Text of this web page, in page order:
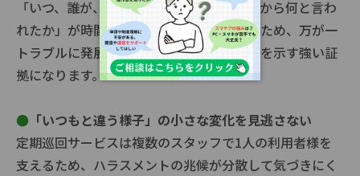
「いつ、誰が、どのような対応をし、相手から何と言わ
れたか」が時間とともに正確に記録されるため、万が一
トラブルに発展した際にも、客観的な事実を示す強い証
拠になります。
● 「いつもと違う様子」の小さな変化を見逃さない
定期巡回サービスは複数のスタッフで1人の利用者様を
支えるため、ハラスメントの兆候が分散して気づきにく